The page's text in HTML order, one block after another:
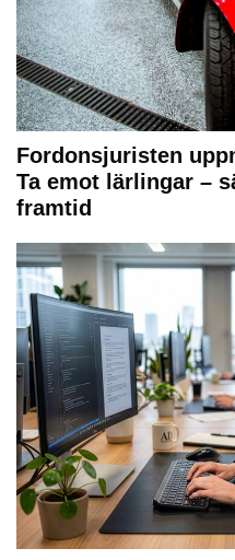
Fordonsjuristen
Ta emot lärlingar –
framtid